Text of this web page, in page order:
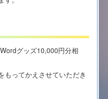
グッズ10,000円分相
ってかえさせていただき